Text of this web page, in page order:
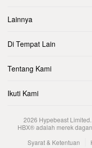
Lainnya
Di Tempat Lain
Tentang Kami
Ikuti Kami
2026 Hypebeast Limited
HBX® adalah merek
Syarat & Ketentuan